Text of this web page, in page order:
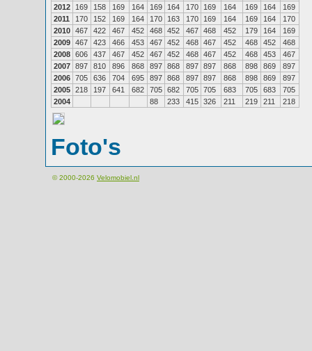
2012
169 158 169 164 169 164 170 169 164 169 164
169
2011
170 152 169 164 170 163 170 169 164 169 164
170
2010 467 422 467 452 468 452 467 468 452 179 164
169
2009 467 423 466 453 467 452 468 467 452 468 452
468
2008 606 437 467 452 467 452 468 467 452 468 453
467
2007 897 810 896 868 897 868 897 897 868 898 869
897
2006 705 636 704 695 897 868 897 897 868 898 869
897
2005 218 197 641 682 705 682 705 705 683 705 683
705
2004
88 233 415 326 211 219 211 218
Foto's
© 2000-2026 Velomobiel.nl